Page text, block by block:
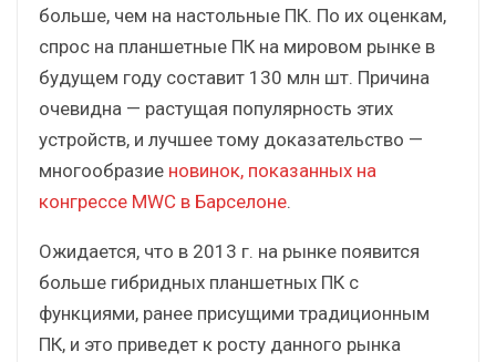
больше, чем на настольные ПК. По их оценкам,
спрос на планшетные ПК на мировом рынке в
будущем году составит 130 млн шт. Причина
очевидна — растущая популярность этих
устройств, и лучшее тому доказательство —
многообразие новинок, показанных на
конгрессе MWC в Барселоне.
Ожидается, что в 2013 г. на рынке появится
больше гибридных планшетных ПК с
функциями, ранее присущими традиционным
ПК, и это приведет к росту данного рынка